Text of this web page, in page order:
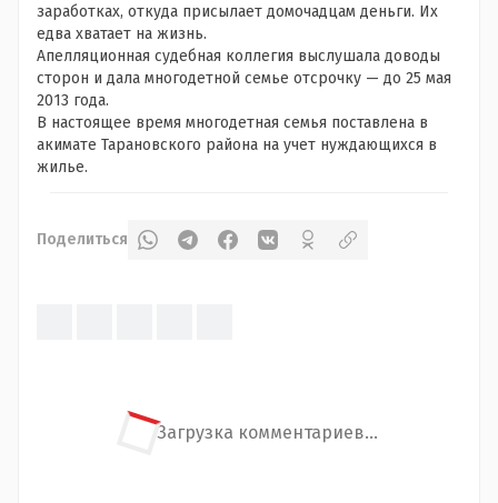
заработках, откуда присылает домочадцам деньги. Их
едва хватает на жизнь.
Апелляционная судебная коллегия выслушала доводы
сторон и дала многодетной семье отсрочку — до 25 мая
2013 года.
В настоящее время многодетная семья поставлена в
акимате Тарановского района на учет нуждающихся в
жилье.
Поделиться
Загрузка комментариев...